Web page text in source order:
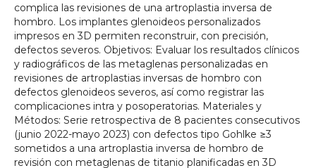
complica las revisiones de una artroplastia inversa de
hombro. Los implantes glenoideos personalizados
impresos en 3D permiten reconstruir, con precisión,
defectos severos. Objetivos: Evaluar los resultados clínicos
y radiográficos de las metaglenas personalizadas en
revisiones de artroplastias inversas de hombro con
defectos glenoideos severos, así como registrar las
complicaciones intra y posoperatorias. Materiales y
Métodos: Serie retrospectiva de 8 pacientes consecutivos
(junio 2022-mayo 2023) con defectos tipo Gohlke ≥3
sometidos a una artroplastia inversa de hombro de
revisión con metaglenas de titanio planificadas en 3D